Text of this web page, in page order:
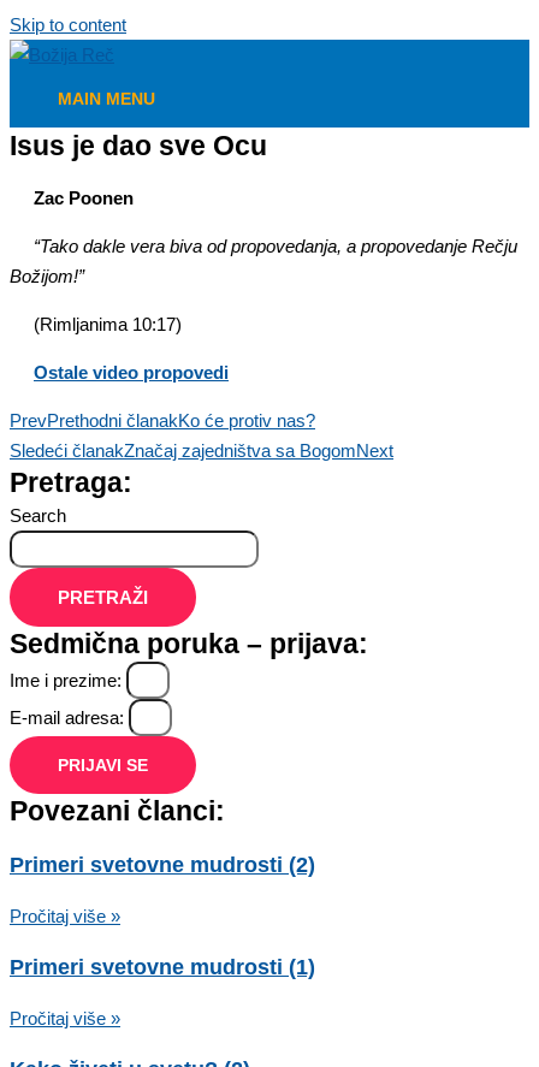
Skip to content
MAIN MENU
Isus je dao sve Ocu
Zac Poonen
“Tako dakle vera biva od propovedanja, a propovedanje Rečju
Božijom!”
(Rimljanima 10:17)
Ostale video propovedi
PrevPrethodni članakKo će protiv nas?
Sledeći članakZnačaj zajedništva sa BogomNext
Pretraga:
Search
PRETRAŽI
Sedmična poruka – prijava:
Ime i prezime:
E-mail adresa:
PRIJAVI SE
Povezani članci:
Primeri svetovne mudrosti (2)
Pročitaj više »
Primeri svetovne mudrosti (1)
Pročitaj više »